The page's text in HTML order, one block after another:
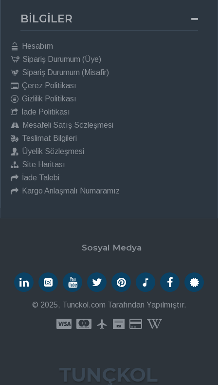
BİLGİLER
Hesabım
Sipariş Durumum (Üye)
Sipariş Durumum (Misafir)
Çerez Politikası
Gizlilik Politikası
İade Politikası
Mesafeli Satış Sözleşmesi
Teslimat Bilgileri
Üyelik Sözleşmesi
Site Haritası
İade Talebi
Kargo Anlaşmalı Numaramız
Sosyal Medya
© 2025, Tunckol.com Tarafından Yapılmıştır.
TUNÇKOL